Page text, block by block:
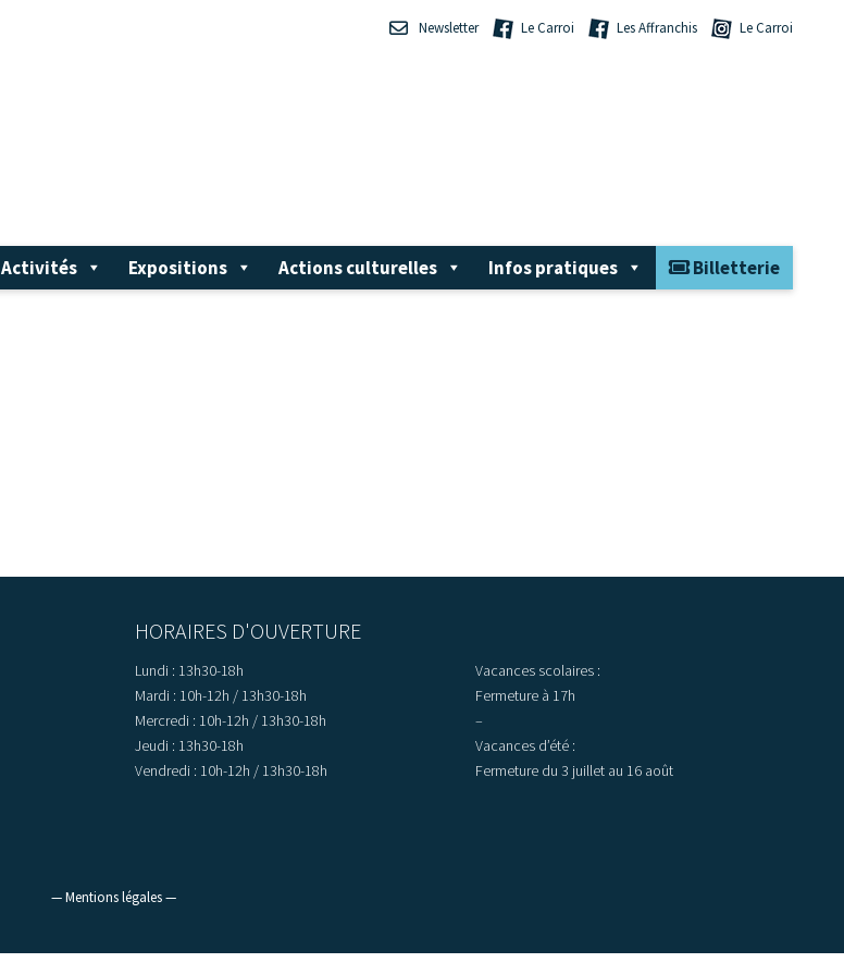
Activités Expositions Actions culturelles Infos pratiques Billetterie
Newsletter Le Carroi Les Affranchis Le Carroi
HORAIRES D'OUVERTURE
Lundi : 13h30-18h
Mardi : 10h-12h / 13h30-18h
Mercredi : 10h-12h / 13h30-18h
Jeudi : 13h30-18h
Vendredi : 10h-12h / 13h30-18h
Vacances scolaires :
Fermeture à 17h
–
Vacances d’été :
Fermeture du 3 juillet au 16 août
— Mentions légales —